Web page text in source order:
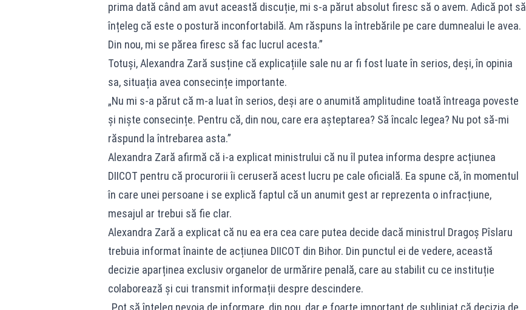
prima dată când am avut această discuție, mi s-a părut absolut firesc să o avem. Adică pot să
înțeleg că este o postură inconfortabilă. Am răspuns la întrebările pe care dumnealui le avea.
Din nou, mi se părea firesc să fac lucrul acesta.”
Totuși, Alexandra Zară susține că explicațiile sale nu ar fi fost luate în serios, deși, în opinia
sa, situația avea consecințe importante.
„Nu mi s-a părut că m-a luat în serios, deși are o anumită amplitudine toată întreaga poveste
și niște consecințe. Pentru că, din nou, care era așteptarea? Să încalc legea? Nu pot să-mi
răspund la întrebarea asta.”
Alexandra Zară afirmă că i-a explicat ministrului că nu îl putea informa despre acțiunea
DIICOT pentru că procurorii îi ceruseră acest lucru pe cale oficială. Ea spune că, în momentul
în care unei persoane i se explică faptul că un anumit gest ar reprezenta o infracțiune,
mesajul ar trebui să fie clar.
Alexandra Zară a explicat că nu ea era cea care putea decide dacă ministrul Dragoș Pîslaru
trebuia informat înainte de acțiunea DIICOT din Bihor. Din punctul ei de vedere, această
decizie aparținea exclusiv organelor de urmărire penală, care au stabilit cu ce instituție
colaborează și cui transmit informații despre descindere.
„Pot să înțeleg nevoia de informare, din nou, dar e foarte important de subliniat că decizia de